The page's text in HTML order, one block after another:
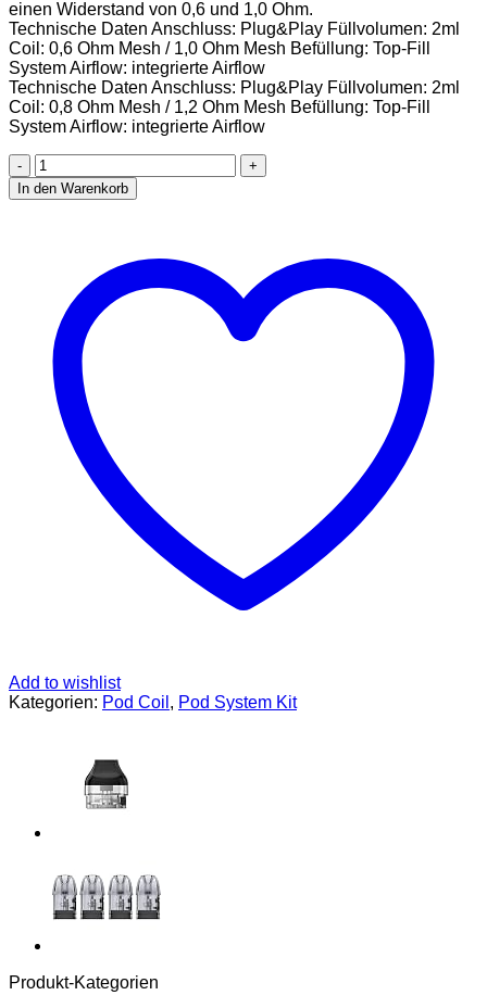
einen Widerstand von 0,6 und 1,0 Ohm.
Technische Daten Anschluss: Plug&Play Füllvolumen: 2ml
Coil: 0,6 Ohm Mesh / 1,0 Ohm Mesh Befüllung: Top-Fill
System Airflow: integrierte Airflow
Technische Daten Anschluss: Plug&Play Füllvolumen: 2ml
Coil: 0,8 Ohm Mesh / 1,2 Ohm Mesh Befüllung: Top-Fill
System Airflow: integrierte Airflow
Vaporesso
XROS
Mesh
Widerstand
0,8Ohm,
1.0
stück,
0.04
kilograms
Menge
In den Warenkorb
Add to wishlist
Kategorien: Pod Coil , Pod System Kit
Produkt-Kategorien